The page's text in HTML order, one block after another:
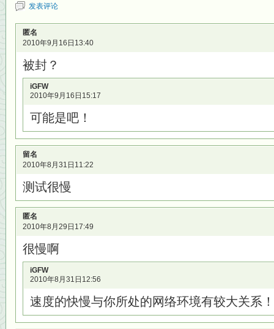
发表评论
匿名
2010年9月16日13:40
被封？
iGFW
2010年9月16日15:17
可能是吧！
留名
2010年8月31日11:22
测试很慢
匿名
2010年8月29日17:49
很慢啊
iGFW
2010年8月31日12:56
速度的快慢与你所处的网络环境有较大关系！